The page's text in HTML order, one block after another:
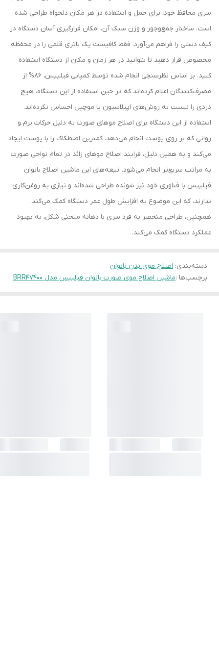
سری محافظ خود، برای حمل و استفاده در هر مکان دلخواه طراحی شده
است. ساختار جمع‌وجور و وزن سبک آن، امکان قرارگیری آسان دستگاه در
کیف دستی را فراهم می‌آورد. فقط کافیست یک باتری قلمی را در محفظه
مخصوص قرار دهید تا بتوانید در هر زمان و مکان از دستگاه استفاده
کنید. بر اساس نظرسنجی انجام شده توسط کمپانی فیلیپس، ۸۶% از
مصرف‌کنندگان اعلام کرده‌اند که در حین استفاده از این دستگاه، هیچ
دردی را نسبت به روش‌های اپیلاسیون یا موچین احساس نکرده‌اند.
استفاده از این دستگاه برای اصلاح موهای صورت به دلیل حرکات نرم و
روانی که بر روی پوست انجام می‌دهد، کمترین اصطکاک را با پوست ایجاد
می‌کند و به همین دلیل، فرایند اصلاح موهای زائد در تمام نواحی صورت
به مراتب سریع‌تر انجام می‌شود. تیغه‌های این ماشین اصلاح بانوان
فیلیپس با فناوری خود تیز شونده طراحی شده‌اند و نیازی به روغن‌کاری
ندارند، که این موضوع به افزایش طول عمر دستگاه کمک می‌کند.
همچنین، طراحی منحصر به فرد سری با دهانه منحنی شکل، به بهبود
عملکرد دستگاه کمک می‌کند.
دسته‌بندی: اصلاح موی بدن بانوان
برچسب‌ها :ماشین اصلاح موی صورت بانوان فیلیپس مدل BRR47400